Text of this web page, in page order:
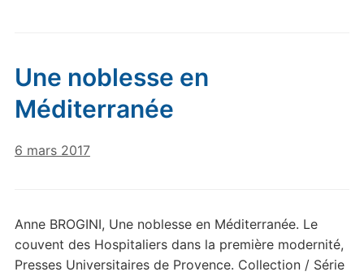
Une noblesse en
Méditerranée
6 mars 2017
Anne BROGINI, Une noblesse en Méditerranée. Le
couvent des Hospitaliers dans la première modernité,
Presses Universitaires de Provence. Collection / Série